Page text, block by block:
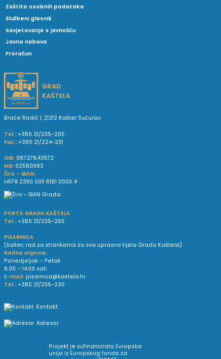
Zaštita osobnih podataka
Službeni glasnik
Savjetovanje s javnošću
Javna nabava
Proračun
GRAD
KAŠTELA
Braće Radić 1, 21212 Kaštel Sućurac
Tel.: +385 21/205-205
Fax.: +385 21/224-201
OIB: 08727843572
MB: 02580993
Žiro - IBAN:
HR79 2390 0011 8181 0000 4
PORTA GRADA KAŠTELA
Tel.: +385 21/205-265
PISARNICA
(šalter; rad sa strankama za sva upravna tijela Grada Kaštela)
Radno vrijeme:
Ponedjeljak – Petak
8.00 – 14.00 sati
E-mail: pisarnica@kastela.hr
Tel.: +385 21/205-230
Kontakt
Adresar
Projekt je sufinancirala Europska
unija iz Europskog fonda za